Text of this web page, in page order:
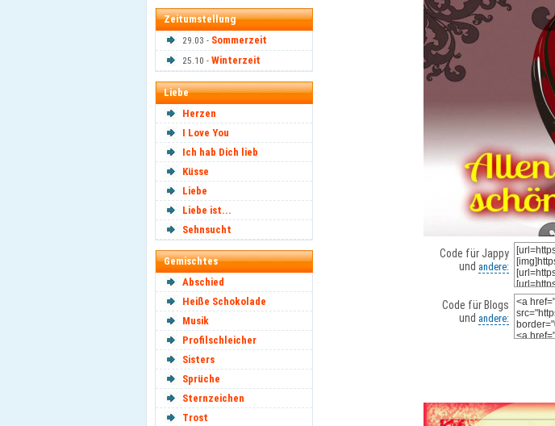
Zeitumstellung
29.03 - Sommerzeit
25.10 - Winterzeit
Liebe
Herzen
I Love You
Ich hab Dich lieb
Küsse
Liebe
Liebe ist...
Sehnsucht
Gemischtes
Abschied
Heiße Schokolade
Musik
Profilschleicher
Sisters
Sprüche
Sternzeichen
Trost
Code für Jappy
und andere:
Code für Blogs
und andere: